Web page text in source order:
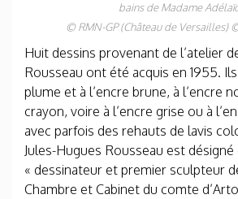
bains de Madame
© RMN-GP (Château de Versailles)
Huit dessins provenant de l’atelier
Rousseau ont été acquis en 1955.
plume et à l’encre brune, à l’encre
crayon, voire à l’encre grise ou à
avec parfois des rehauts de lavis
Jules-Hugues Rousseau est désigné
« dessinateur et premier sculpteur
Chambre et Cabinet du comte